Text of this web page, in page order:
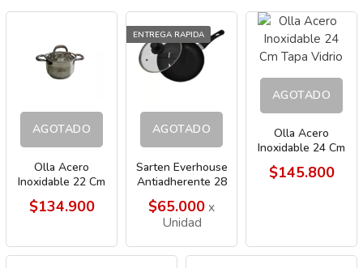
AGOTADO
Olla Acero
Inoxidable 22 Cm
Tapa Vidrio
$134.900
ENTREGA RAPIDA
AGOTADO
Sarten Everhouse
Antiadherente 28
Cm T.Vidrio 2001
$65.000x
Unidad
AGOTADO
Olla Acero
Inoxidable 24 Cm
Tapa Vidrio
$145.800